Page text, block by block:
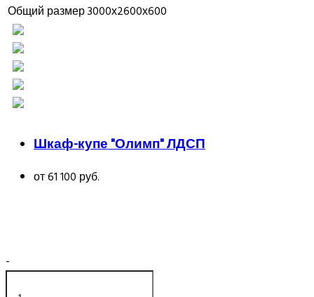
Общий размер3000х2600х600
Шкаф-купе "Олимп" ЛДСП
от 61 100 руб.
-